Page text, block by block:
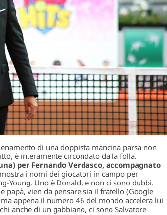
di una doppista mancina parsa non
è interamente circondato dalla folla.
per Fernando Verdasco, accompagnato
i nomi dei giocatori in campo per
Young. Uno è Donald, e non ci sono dubbi.
papà, vien da pensare sia il fratello (Google
appena il numero 46 del mondo accelera lui
anche di un gabbiano, ci sono Salvatore